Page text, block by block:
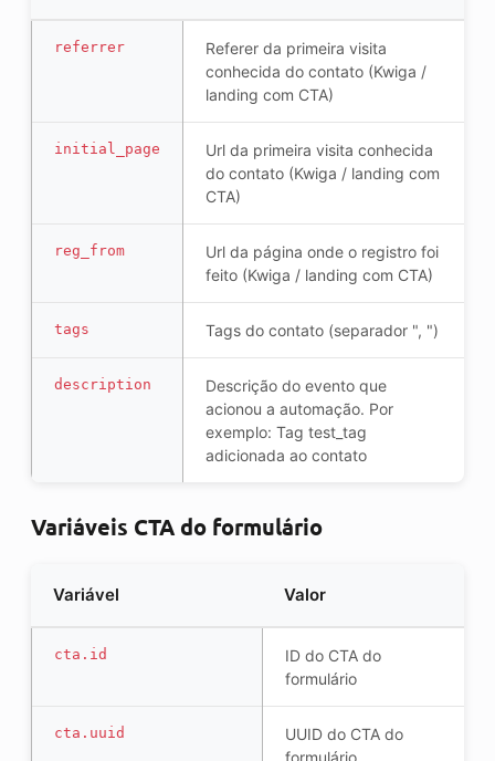
referrer
Referer da primeira visita
conhecida do contato (Kwiga /
landing com CTA)
initial_page
Url da primeira visita conhecida
do contato (Kwiga / landing com
CTA)
reg_from
Url da página onde o registro foi
feito (Kwiga / landing com CTA)
tags Tags do contato (separador ", ")
description
Descrição do evento que
acionou a automação. Por
exemplo: Tag test_tag
adicionada ao contato
Variáveis CTA do formulário
Variável Valor
cta.id
ID do CTA do
formulário
cta.uuid
UUID do CTA do